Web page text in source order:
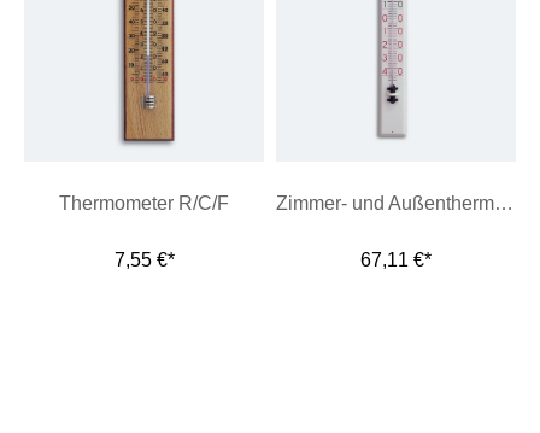
Thermometer R/C/F
7,55 €*
Zimmer- und Außenthermometer "800"
67,11 €*